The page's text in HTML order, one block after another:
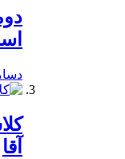
دسامبر
آقا